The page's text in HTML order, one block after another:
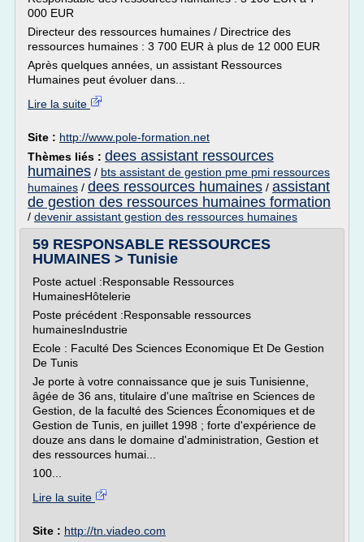
000 EUR
Directeur des ressources humaines / Directrice des
ressources humaines : 3 700 EUR à plus de 12 000 EUR
Après quelques années, un assistant Ressources
Humaines peut évoluer dans...
Lire la suite
Site : http://www.pole-formation.net
Thèmes liés : dees assistant ressources
humaines / bts assistant de gestion pme pmi ressources
humaines / dees ressources humaines / assistant
de gestion des ressources humaines formation
/ devenir assistant gestion des ressources humaines
59 RESPONSABLE RESSOURCES
HUMAINES > Tunisie
Poste actuel :Responsable Ressources
HumainesHôtelerie
Poste précédent :Responsable ressources
humainesIndustrie
Ecole : Faculté Des Sciences Economique Et De Gestion
De Tunis
Je porte à votre connaissance que je suis Tunisienne,
âgée de 36 ans, titulaire d'une maîtrise en Sciences de
Gestion, de la faculté des Sciences Économiques et de
Gestion de Tunis, en juillet 1998 ; forte d'expérience de
douze ans dans le domaine d'administration, Gestion et
des ressources humai...
100...
Lire la suite
Site : http://tn.viadeo.com